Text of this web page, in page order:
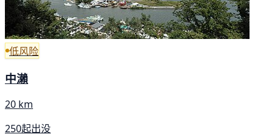
低风险
中瀨
20 km
250起出没